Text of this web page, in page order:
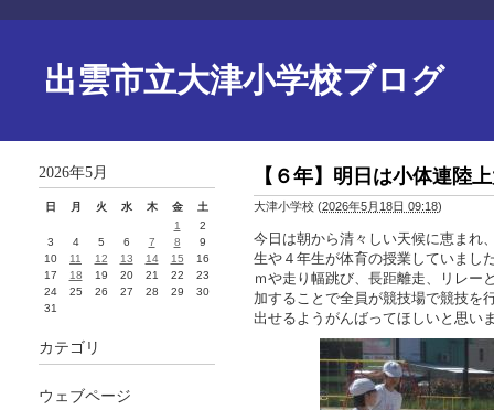
出雲市立大津小学校ブログ
【６年】明日は小体連陸
大津小学校 (2026年5月18日 09:18)
今日は朝から清々しい天候に恵まれ
生や４年生が体育の授業していまし
ｍや走り幅跳び、長距離走、リレー
加することで全員が競技場で競技を
出せるようがんばってほしいと思い
2026年5月
日 月 火 水 木 金
土
1
2
3
4 5 6 7 8
9
10
11 12 13 14 15
16
17
18 19 20 21 22
23
24
25 26 27 28 29
30
31
カテゴリ
ウェブページ